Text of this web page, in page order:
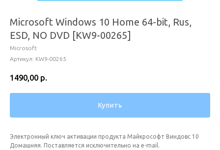
Microsoft Windows 10 Home 64-bit, Rus,
ESD, NO DVD [KW9-00265]
Microsoft
Артикул: KW9-00265
1490,00 р.
Купить
Электронный ключ активации продукта Майкрософт Виндовс 10
Домашняя. Поставляется исключительно на e-mail.